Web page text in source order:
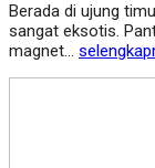
Berada di ujung
sangat eksotis.
magnet...